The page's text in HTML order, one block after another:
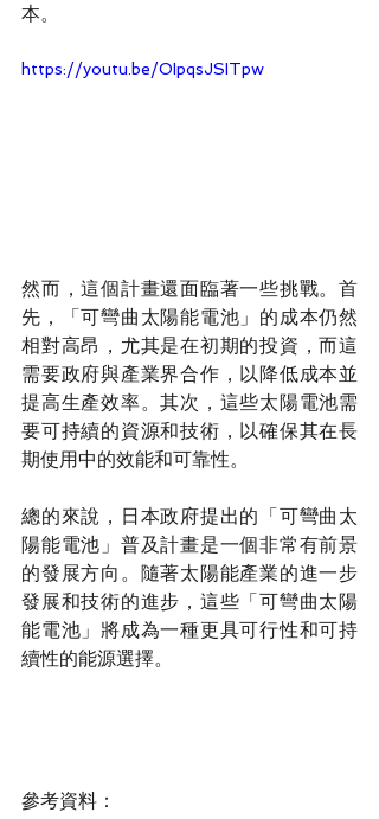
本。
https://youtu.be/OIpqsJSITpw
然而，這個計畫還面臨著一些挑戰。首
先，「可彎曲太陽能電池」的成本仍然
相對高昂，尤其是在初期的投資，而這
需要政府與產業界合作，以降低成本並
提高生產效率。其次，這些太陽電池需
要可持續的資源和技術，以確保其在長
期使用中的效能和可靠性。
總的來說，日本政府提出的「可彎曲太
陽能電池」普及計畫是一個非常有前景
的發展方向。隨著太陽能產業的進一步
發展和技術的進步，這些「可彎曲太陽
能電池」將成為一種更具可行性和可持
續性的能源選擇。
參考資料：